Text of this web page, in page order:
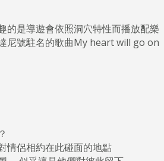
的是導遊會依照洞穴特性而播放配樂
尼號駐名的歌曲My heart will go on
情侶相約在此碰面的地點